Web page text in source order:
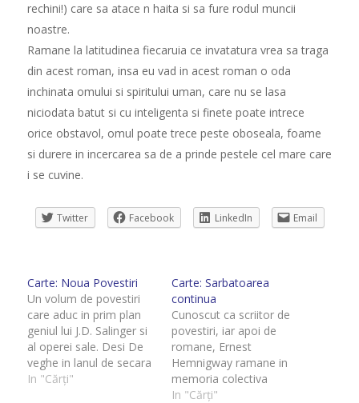
rechini!) care sa atace n haita si sa fure rodul muncii
noastre.
Ramane la latitudinea fiecaruia ce invatatura vrea sa traga
din acest roman, insa eu vad in acest roman o oda
inchinata omului si spiritului uman, care nu se lasa
niciodata batut si cu inteligenta si finete poate intrece
orice obstavol, omul poate trece peste oboseala, foame
si durere in incercarea sa de a prinde pestele cel mare care
i se cuvine.
Twitter Facebook LinkedIn Email
Carte: Noua Povestiri
Un volum de povestiri
care aduc in prim plan
geniul lui J.D. Salinger si
al operei sale. Desi De
veghe in lanul de secara
este singurul sau roman
In "Cărți"
Carte: Sarbatoarea
continua
Cunoscut ca scriitor de
povestiri, iar apoi de
romane, Ernest
Hemnigway ramane in
memoria colectiva
prototipul barbatului
In "Cărți"